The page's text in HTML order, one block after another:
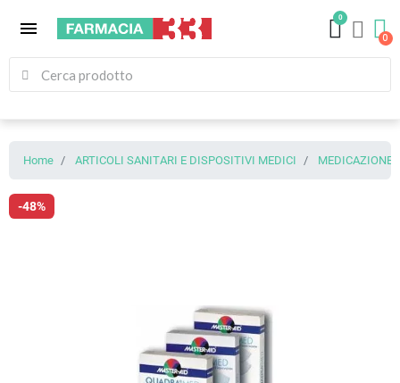
menu
0
Home ARTICOLI SANITARI E DISPOSITIVI MEDICI MEDICAZIONE
-48%